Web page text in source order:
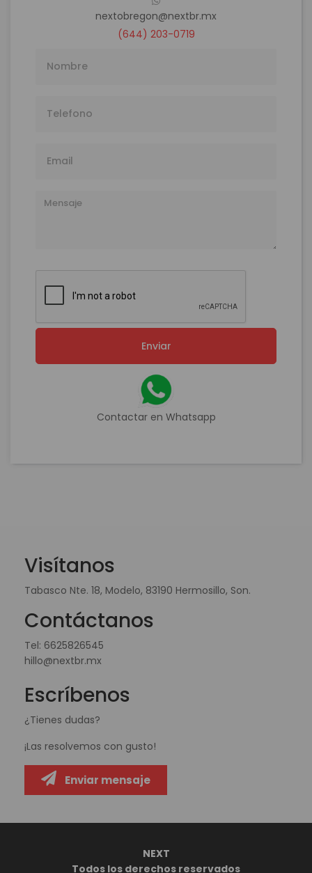
nextobregon@nextbr.mx
(644) 203-0719
Enviar
Contactar en Whatsapp
Visítanos
Tabasco Nte. 18, Modelo, 83190 Hermosillo, Son.
Contáctanos
Tel: 6625826545
hillo@nextbr.mx
Escríbenos
¿Tienes dudas?
¡Las resolvemos con gusto!
Enviar mensaje
NEXT
Todos los derechos reservados